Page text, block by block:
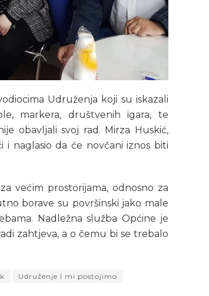
Udruženja koji su iskazali
markera, društvenih igara, te
obavljali svoj rad. Mirza Huskić,
i naglasio da će novčani iznos biti
većim prostorijama, odnosno za
borave su površinski jako male
Nadležna služba Općine je
zahtjeva, a o čemu bi se trebalo
Udruženje I mi postojimo